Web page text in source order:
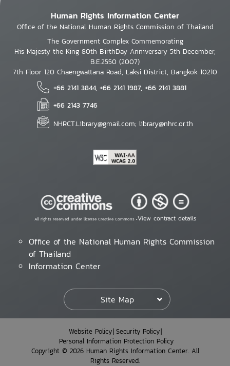
Human Rights Information Center
Office of the National Human Rights Commission of Thailand
The Government Complex Commemorating
His Majesty the King 80th BirthDay Anniversary 5th December,
B.E.2550 (2007)
7th Floor 120 Chaengwattana Road, Laksi District, Bangkok 10210
+66 2141 3844, +66 2141 1987, +66 2141 3881
+66 2143 7746
NHRCT.Library@gmail.com; library@nhrc.or.th
All rights reserved under license Creative Commons •View contract details
Office of the National Human Rights Commission
of Thailand
Information Center
Site Map
Website Policy Security Policy
Personal Information Protection Policy
Copyright © 2026 Human Rights Information Center. All
Rights Reserved.